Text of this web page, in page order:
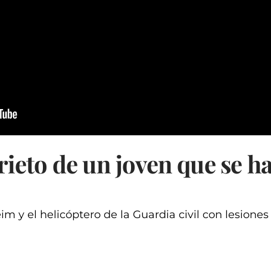
de un joven que se
y el helicóptero de la Guardia civil con